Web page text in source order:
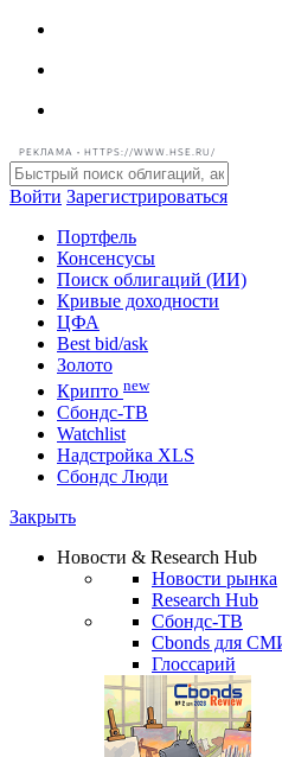
РЕКЛАМА • HTTPS://WWW.HSE.RU/
Войти Зарегистрироваться
Портфель
Консенсусы
Поиск облигаций (ИИ)
Кривые доходности
ЦФА
Best bid/ask
Золото
Крипто new
Watchlist
Сбондс Люди
Новости & Research Hub
Новости рынка
Research Hub
Сбондс-ТВ
Cbonds для СМИ
Глоссарий